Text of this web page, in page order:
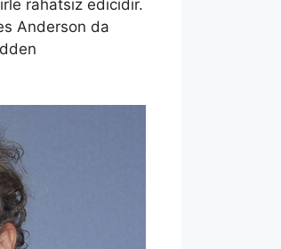
rahatsız edicidir.
Anderson da